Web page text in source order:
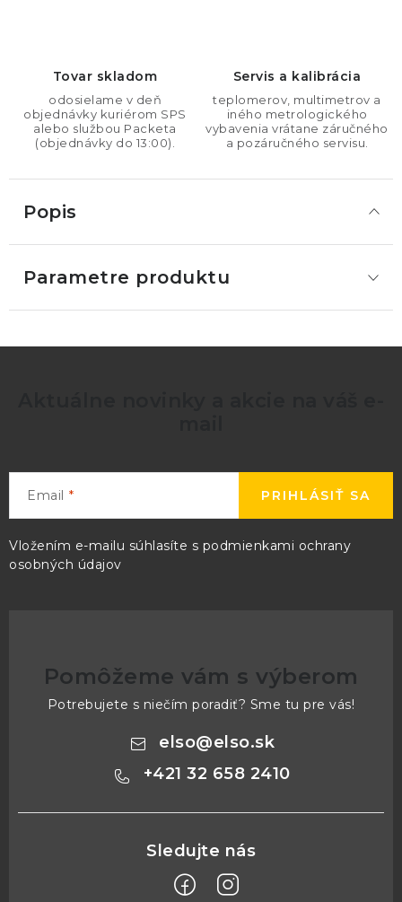
Tovar skladom
odosielame v deň
objednávky kuriérom SPS
alebo službou Packeta
(objednávky do 13:00).
Servis a kalibrácia
teplomerov, multimetrov a
iného metrologického
vybavenia vrátane záručného
a pozáručného servisu.
Popis
Parametre produktu
Email
Vložením e-mailu súhlasíte s podmienkami ochrany
osobných údajov
PRIHLÁSIŤ SA
Pomôžeme vám s výberom
Potrebujete s niečím poradiť? Sme tu pre vás!
elso@elso.sk
+421 32 658 2410